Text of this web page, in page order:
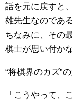
話を元に戻すと
雄先生なのである
ちなみに、その
棋士が思い付か
“将棋界のカズ”
「こうやって